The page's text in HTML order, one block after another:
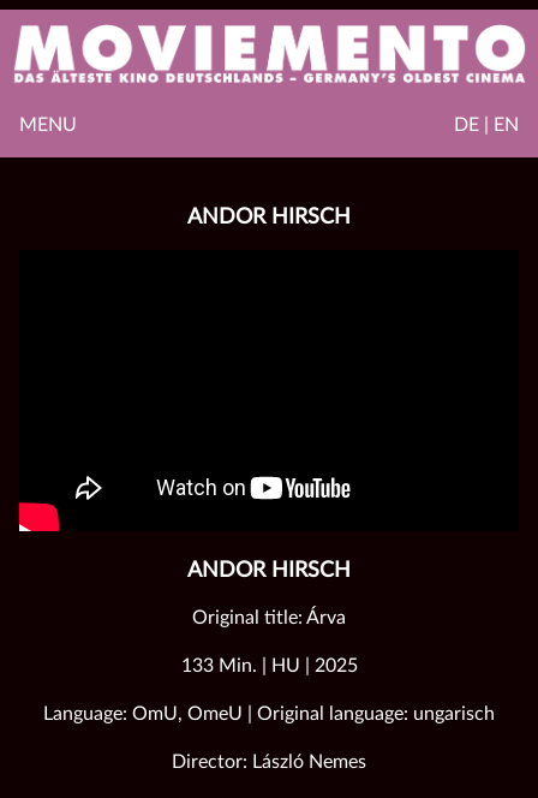
DE | EN
MENU
ANDOR HIRSCH
ANDOR HIRSCH
Original title: Árva
133 Min. | HU | 2025
Language: OmU, OmeU | Original language: ungarisch
Director: László Nemes